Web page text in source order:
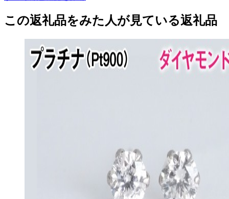
この返礼品をみた人が見ている返礼品